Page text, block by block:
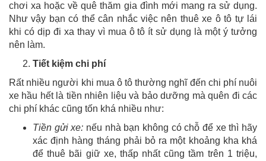
chơi xa hoặc về quê thăm gia đình mới mang ra sử dụng.
Như vậy bạn có thể cân nhắc việc nên thuê xe ô tô tự lái
khi có dịp đi xa thay vì mua ô tô ít sử dụng là một ý tưởng
nên làm.
Tiết kiệm chi phí
Rất nhiều người khi mua ô tô thường nghĩ đến chi phí nuôi
xe hầu hết là tiền nhiên liệu và bảo dưỡng mà quên đi các
chi phí khác cũng tốn khá nhiều như:
Tiền gửi xe: nếu nhà bạn không có chỗ để xe thì hãy
xác định hàng tháng phải bỏ ra một khoảng kha khá
để thuê bãi giữ xe, thấp nhất cũng tầm trên 1 triệu,